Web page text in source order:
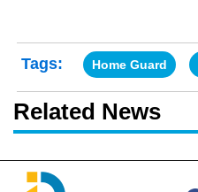
Tags: Home Guard
Related News